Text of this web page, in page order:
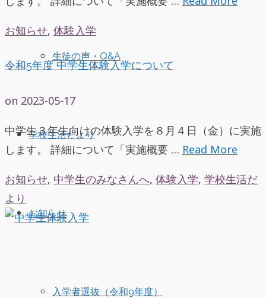
生徒の声・Q&A
学校生活だより
お知らせ
入学者選抜（令和9年度）
お知らせ, 体験入学
令和5年度 中学生体験入学について
on 2023-05-17
中学生３年生向けの体験入学を８月４日（金）に実施
します。 詳細について「実施概要 … Read More
お知らせ, 中学生のみなさんへ, 体験入学, 学校生活だ
より